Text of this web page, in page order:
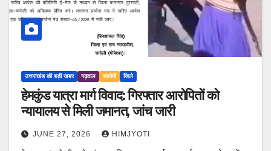
उत्तराखंड की बड़ी खबर गढ़वाल चलोमी जिले
हेमकुंड यात्रा मार्ग विवाद: गिरफ्तार आरोपितों को
न्यायालय से मिली जमानत, जांच जारी
JUNE 27, 2026 HIMJYOTI